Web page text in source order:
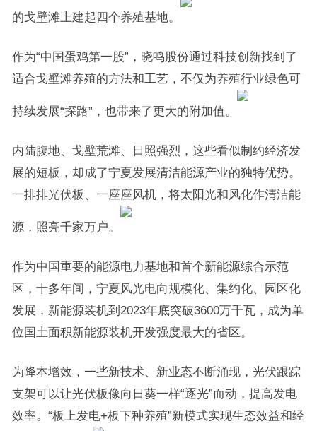
的戈壁滩上建起四个养殖基地。
作为“中国蛋鸡第一股”，晓鸣股份通过科技创新找到了
适合戈壁滩养殖的方法和工艺，不仅为养殖行业绿色可
持续发展“探路”，也带来了更大的附加值。
内陆腹地、戈壁荒滩、日照强烈，这些看似制约经济发
展的短板，却成了宁夏发展清洁能源产业的独特优势。
一排排光伏板、一座座风机，将太阳光和风化作清洁能
源，照亮千家万户。
作为中国重要的能源电力基地和首个新能源综合示范
区，十多年间，宁夏风光电向规模化、集约化、园区化
发展，新能源装机到2023年底突破3600万千瓦，成为单
位国土面积新能源装机开发强度最大的省区。
为降本增效，一些新技术、新业态不断涌现，光伏跟踪
支架可以让光伏板像向日葵一样“逐光”而动，提高发电
效率。“板上发电+板下种养殖”新模式实现生态效益和经